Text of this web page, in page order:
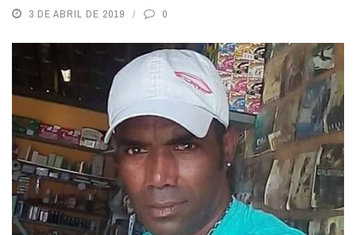
3 DE ABRIL DE 2019 0